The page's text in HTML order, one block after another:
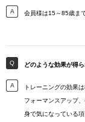
会員様は15～85歳ま
どのような効果が得
トレーニングの効果
フォーマンスアップ
身で気になっている